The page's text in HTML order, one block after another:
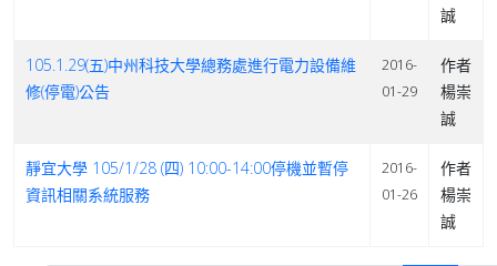
誠
105.1.29(五)中州科技大學總務處進行電力設備維
修(停電)公告
2016-
01-29
作者
楊崇
誠
靜宜大學 105/1/28 (四) 10:00-14:00停機並暫停
資訊相關系統服務
2016-
01-26
作者
楊崇
誠